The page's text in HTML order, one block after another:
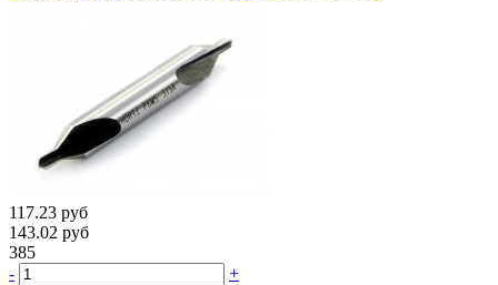
117.23 руб
143.02 руб
385
-
+